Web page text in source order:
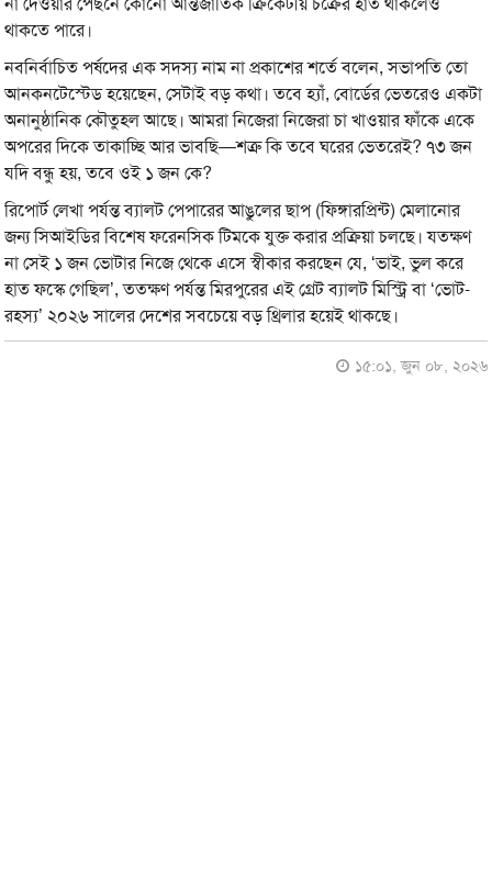
থাকতে পারে।
নবনির্বাচিত পর্ষদের এক সদস্য নাম না প্রকাশের শর্তে বলেন, সভাপতি তো
আনকনটেস্টেড হয়েছেন, সেটাই বড় কথা। তবে হ্যাঁ, বোর্ডের ভেতরেও একটা
অনানুষ্ঠানিক কৌতুহল আছে। আমরা নিজেরা নিজেরা চা খাওয়ার ফাঁকে একে
অপরের দিকে তাকাচ্ছি আর ভাবছি—শত্রু কি তবে ঘরের ভেতরেই? ৭৩ জন
যদি বন্ধু হয়, তবে ওই ১ জন কে?
রিপোর্ট লেখা পর্যন্ত ব্যালট পেপারের আঙুলের ছাপ (ফিঙ্গারপ্রিন্ট) মেলানোর
জন্য সিআইডির বিশেষ ফরেনসিক টিমকে যুক্ত করার প্রক্রিয়া চলছে। যতক্ষণ
না সেই ১ জন ভোটার নিজে থেকে এসে স্বীকার করছেন যে, ‘ভাই, ভুল করে
হাত ফস্কে গেছিল’, ততক্ষণ পর্যন্ত মিরপুরের এই গ্রেট ব্যালট মিস্ট্রি বা ‘ভোট-
রহস্য’ ২০২৬ সালের দেশের সবচেয়ে বড় থ্রিলার হয়েই থাকছে।
১৫:০১, জুন ০৮, ২০২৬